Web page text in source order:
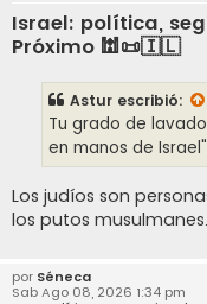
Israel: política,
Próximo 🕍📜🇮🇱
Astur escribió:
Tu grado de
en manos de
Los judíos son
los putos musulmanes.
por Séneca
Sab Ago 08, 2026 1:34 pm